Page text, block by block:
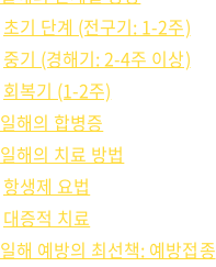
초기 단계 (전구기: 1-2주)
중기 (경해기: 2-4주 이상)
회복기 (1-2주)
해의 합병증
해의 치료 방법
항생제 요법
대증적 치료
해 예방의 최선책: 예방접종